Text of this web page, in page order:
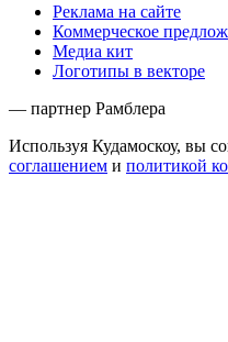
Реклама на сайте
Коммерческое
Медиа кит
Логотипы в векторе
— партнер Рамблера
Используя Кудамоскоу, вы
соглашением и политикой